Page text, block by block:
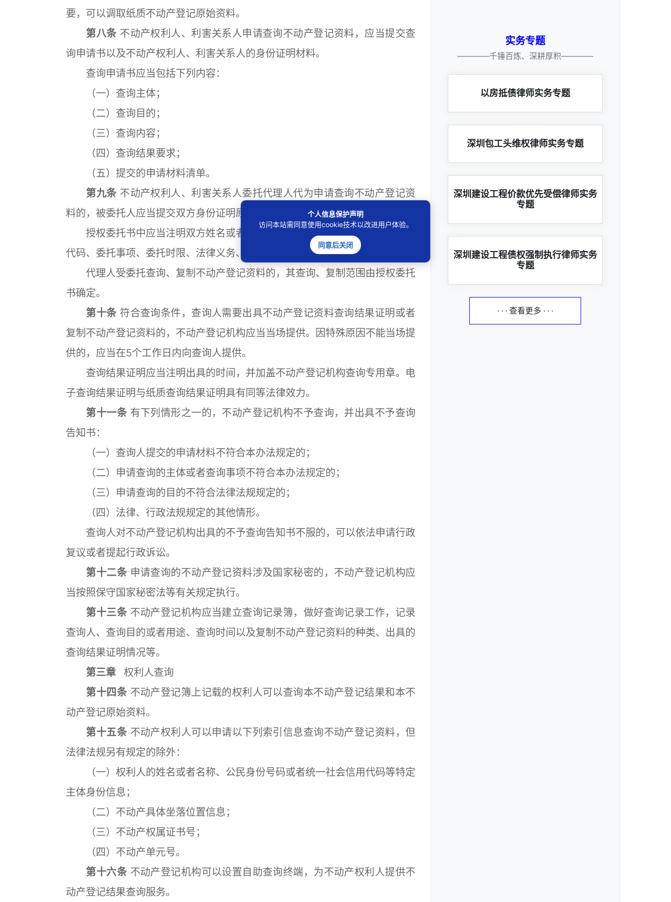
要，可以调取纸质不动产登记原始资料。
第八条 不动产权利人、利害关系人申请查询不动产登记资料，应当提交查
询申请书以及不动产权利人、利害关系人的身份证明材料。
查询申请书应当包括下列内容：
（一）查询主体；
（二）查询目的；
（三）查询内容；
（四）查询结果要求；
（五）提交的申请材料清单。
第九条 不动产权利人、利害关系人委托代理人代为申请查询不动产登记资
料的，被委托人应当提交双方身份证明原件和授权委托书。
授权委托书中应当注明双方姓名或者名称、公民身份号码或者统一社会信用
代码、委托事项、委托时限、法律义务、委托日期等内容，双方签字或者盖章。
代理人受委托查询、复制不动产登记资料的，其查询、复制范围由授权委托
书确定。
第十条 符合查询条件，查询人需要出具不动产登记资料查询结果证明或者
复制不动产登记资料的，不动产登记机构应当当场提供。因特殊原因不能当场提
供的，应当在5个工作日内向查询人提供。
查询结果证明应当注明出具的时间，并加盖不动产登记机构查询专用章。电
子查询结果证明与纸质查询结果证明具有同等法律效力。
第十一条 有下列情形之一的，不动产登记机构不予查询，并出具不予查询
告知书：
（一）查询人提交的申请材料不符合本办法规定的；
（二）申请查询的主体或者查询事项不符合本办法规定的；
（三）申请查询的目的不符合法律法规规定的；
（四）法律、行政法规规定的其他情形。
查询人对不动产登记机构出具的不予查询告知书不服的，可以依法申请行政
复议或者提起行政诉讼。
第十二条 申请查询的不动产登记资料涉及国家秘密的，不动产登记机构应
当按照保守国家秘密法等有关规定执行。
第十三条 不动产登记机构应当建立查询记录簿，做好查询记录工作，记录
查询人、查询目的或者用途、查询时间以及复制不动产登记资料的种类、出具的
查询结果证明情况等。
第三章 权利人查询
第十四条 不动产登记簿上记载的权利人可以查询本不动产登记结果和本不
动产登记原始资料。
第十五条 不动产权利人可以申请以下列索引信息查询不动产登记资料，但
法律法规另有规定的除外：
（一）权利人的姓名或者名称、公民身份号码或者统一社会信用代码等特定
主体身份信息；
（二）不动产具体坐落位置信息；
（三）不动产权属证书号；
（四）不动产单元号。
第十六条 不动产登记机构可以设置自助查询终端，为不动产权利人提供不
动产登记结果查询服务。
实务专题
————千锤百炼、深耕厚积————
以房抵债律师实务专题
深圳包工头维权律师实务专题
深圳建设工程价款优先受偿律师实务
专题
深圳建设工程债权强制执行律师实务
专题
· · · 查看更多 · · ·
个人信息保护声明
访问本站需同意使用cookie技术以改进用户体验。
同意后关闭